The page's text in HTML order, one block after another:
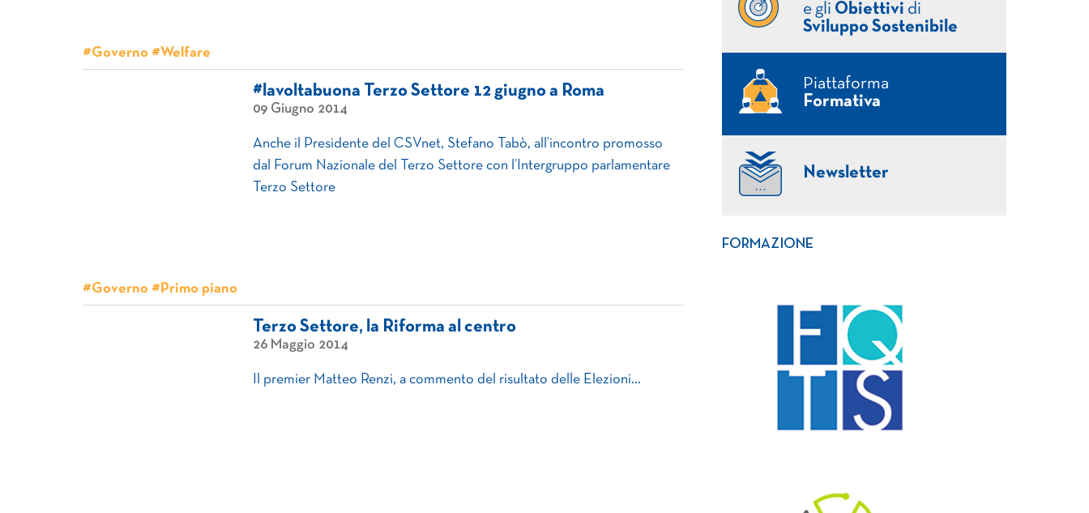
#Governo #Welfare
#lavoltabuona Terzo Settore 12 giugno a Roma
09 Giugno 2014
Anche il Presidente del CSVnet, Stefano Tabò, all’incontro promosso
dal Forum Nazionale del Terzo Settore con l’Intergruppo parlamentare
Terzo Settore
#Governo #Primo piano
Terzo Settore, la Riforma al centro
26 Maggio 2014
Il premier Matteo Renzi, a commento del risultato delle Elezioni…
e gli Obiettivi di
Sviluppo Sostenibile
Piattaforma
Formativa
Newsletter
FORMAZIONE